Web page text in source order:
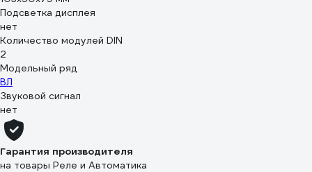
Подсветка дисплея
нет
Количество модулей DIN
2
Модельный ряд
ВЛ
Звуковой сигнал
нет
Гарантия производителя
на товары Реле и Автоматика